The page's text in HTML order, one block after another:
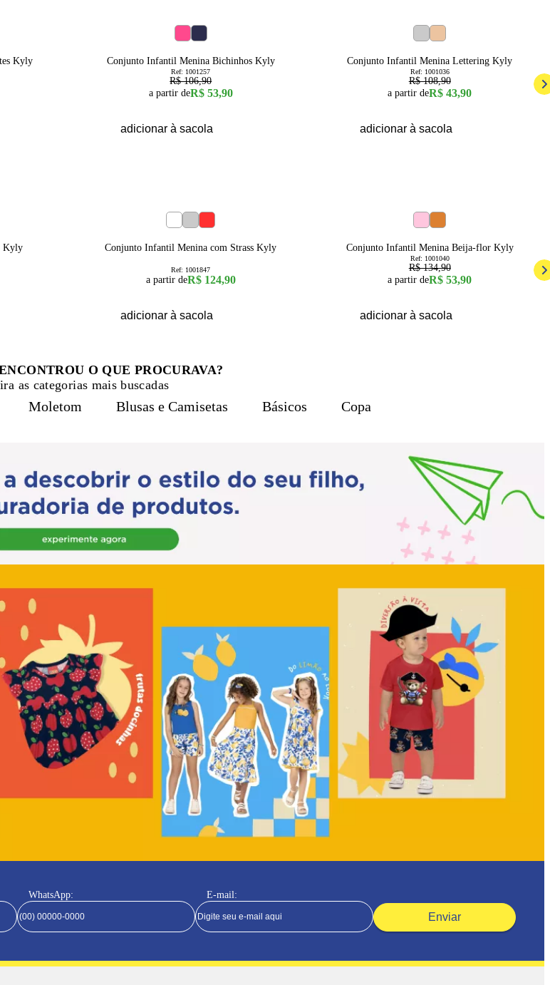
Kyly Conjunto Infantil Menina Bichinhos Kyly
Ref: 1001257
R$ 106,90
a partir deR$ 53,90
adicionar à sacola
Conjunto Infantil Menina Lettering Kyly
Ref: 1001036
R$ 108,90
a partir deR$ 43,90
adicionar à sacola
Kyly Conjunto Infantil Menina com Strass Kyly
Ref: 1001847
a partir deR$ 124,90
adicionar à sacola
Conjunto Infantil Menina Beija-flor Kyly
Ref: 1001040
R$ 134,90
a partir deR$ 53,90
adicionar à sacola
O QUE PROCURAVA?
as categorias mais buscadas
Moletom Blusas e Camisetas Básicos Copa
WhatsApp: E-mail:
Enviar